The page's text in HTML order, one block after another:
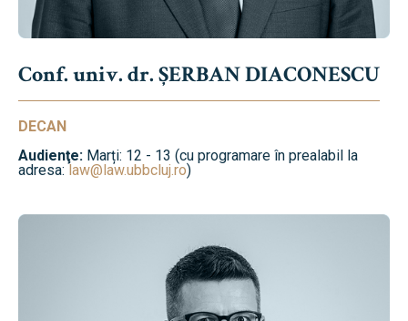
Conf. univ. dr. ȘERBAN DIACONESCU
DECAN
Audienţe: Marți: 12 - 13 (cu programare în prealabil la
adresa:law@law.ubbcluj.ro)